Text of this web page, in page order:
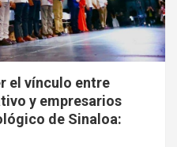
el vínculo entre
y empresarios
de Sinaloa: